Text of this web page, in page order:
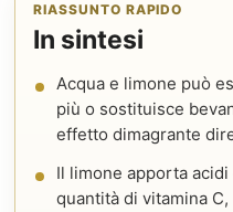
RIASSUNTO RAPIDO
In sintesi
Acqua e limone può
più o sostituisce
effetto dimagrante
Il limone apporta
quantità di vitamina